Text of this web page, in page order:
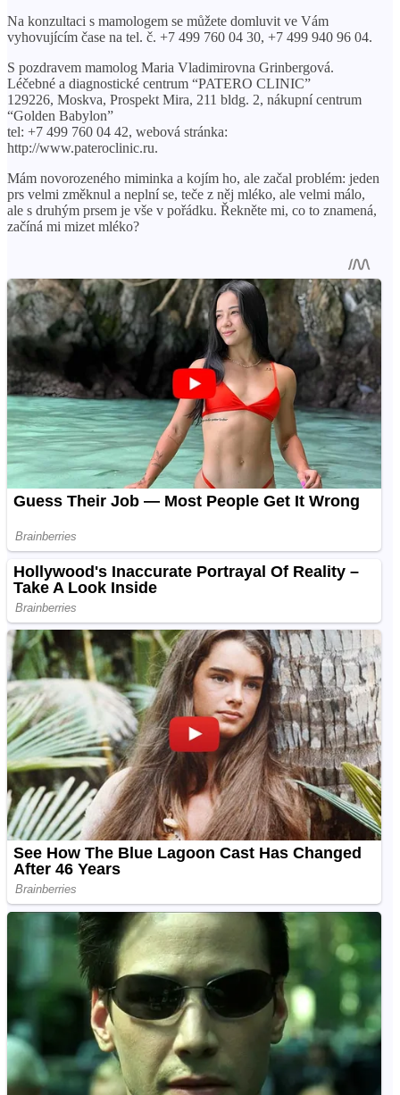
Na konzultaci s mamologem se můžete domluvit ve Vám
vyhovujícím čase na tel. č. +7 499 760 04 30, +7 499 940 96 04.
S pozdravem mamolog Maria Vladimirovna Grinbergová.
Léčebné a diagnostické centrum “PATERO CLINIC”
129226, Moskva, Prospekt Mira, 211 bldg. 2, nákupní centrum
“Golden Babylon”
tel: +7 499 760 04 42, webová stránka:
http://www.pateroclinic.ru.
Mám novorozeného miminka a kojím ho, ale začal problém: jeden
prs velmi změknul a neplní se, teče z něj mléko, ale velmi málo,
ale s druhým prsem je vše v pořádku. Řekněte mi, co to znamená,
začíná mi mizet mléko?